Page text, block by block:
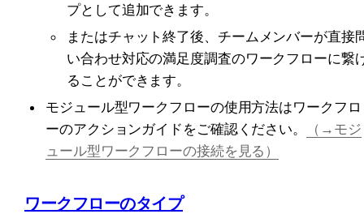
プとして追加できます。
またはチャット終了後、チームメンバーが直接
い合わせ対応の満足度調査のワークフローに繋
ることができます。
モジュール型ワークフローの使用方法はワークフロ
ーのアクションガイドをご確認ください。
（→モジ
ュール型ワークフローの接続を見る）
ワークフローのタイプ